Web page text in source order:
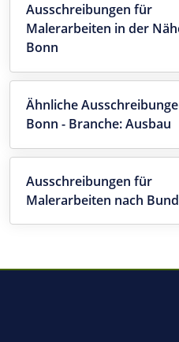
Ausschreibungen für
Malerarbeiten in der
Bonn
Ähnliche
Bonn - Branche: Ausbau
Ausschreibungen für
Malerarbeiten nach